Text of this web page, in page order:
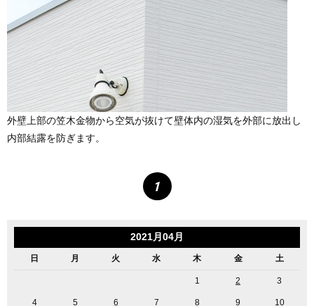
外壁上部の笠木金物から空気が抜けて壁体内の湿気を外部に放出し
内部結露を防ぎます。
1
2021月04月
日 月 火 水 木 金 土
1 2 3
4 5 6 7 8 9 10